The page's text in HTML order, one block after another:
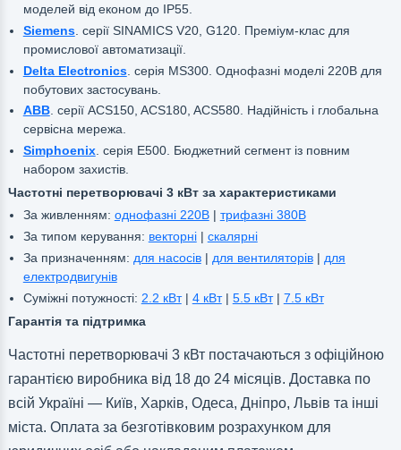
моделей від економ до IP55.
Siemens. серії SINAMICS V20, G120. Преміум-клас для
промислової автоматизації.
Delta Electronics. серія MS300. Однофазні моделі 220В для
побутових застосувань.
ABB. серії ACS150, ACS180, ACS580. Надійність і глобальна
сервісна мережа.
Simphoenix. серія E500. Бюджетний сегмент із повним
набором захистів.
Частотні перетворювачі 3 кВт за характеристиками
За живленням: однофазні 220В| трифазні 380В
За типом керування: векторні| скалярні
За призначенням: для насосів| для вентиляторів| для
електродвигунів
Суміжні потужності: 2.2 кВт| 4 кВт| 5.5 кВт| 7.5 кВт
Гарантія та підтримка
Частотні перетворювачі 3 кВт постачаються з офіційною
гарантією виробника від 18 до 24 місяців. Доставка по
всій Україні — Київ, Харків, Одеса, Дніпро, Львів та інші
міста. Оплата за безготівковим розрахунком для